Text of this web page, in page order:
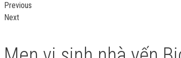
Previous
Next